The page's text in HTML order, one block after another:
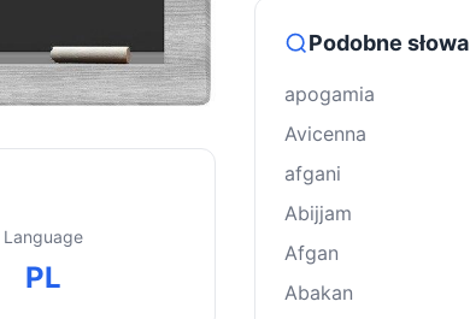
Language
PL
Podobne słowa
apogamia
Avicenna
afgani
Abijjam
Afgan
Abakan